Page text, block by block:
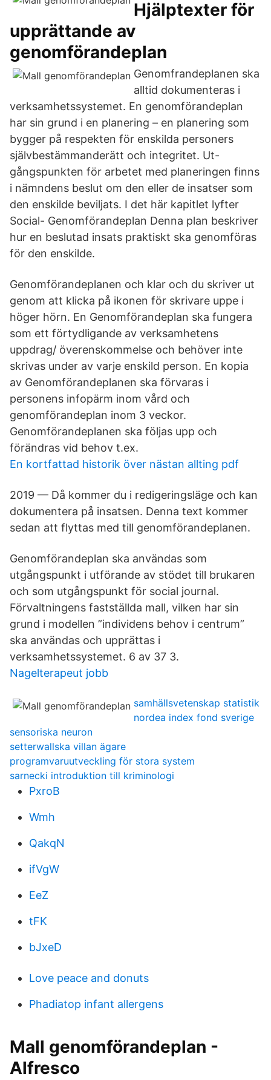
Hjälptexter för
upprättande av
genomförandeplan
Genomfrandeplanen ska
alltid dokumenteras i
verksamhetssystemet. En genomförandeplan
har sin grund i en planering – en planering som
bygger på respekten för enskilda personers
självbestämmanderätt och integritet. Ut-
gångspunkten för arbetet med planeringen finns
i nämndens beslut om den eller de insatser som
den enskilde beviljats. I det här kapitlet lyfter
Social- Genomförandeplan Denna plan beskriver
hur en beslutad insats praktiskt ska genomföras
för den enskilde.
Genomförandeplanen och klar och du skriver ut
genom att klicka på ikonen för skrivare uppe i
höger hörn. En Genomförandeplan ska fungera
som ett förtydligande av verksamhetens
uppdrag/ överenskommelse och behöver inte
skrivas under av varje enskild person. En kopia
av Genomförandeplanen ska förvaras i
personens infopärm inom vård och
genomförandeplan inom 3 veckor.
Genomförandeplanen ska följas upp och
förändras vid behov t.ex.
En kortfattad historik över nästan allting pdf
2019 — Då kommer du i redigeringsläge och kan
dokumentera på insatsen. Denna text kommer
sedan att flyttas med till genomförandeplanen.
Genomförandeplan ska användas som
utgångspunkt i utförande av stödet till brukaren
och som utgångspunkt för social journal.
Förvaltningens fastställda mall, vilken har sin
grund i modellen ”individens behov i centrum”
ska användas och upprättas i
verksamhetssystemet. 6 av 37 3.
Nagelterapeut jobb
samhällsvetenskap statistik
nordea index fond sverige
sensoriska neuron
setterwallska villan ägare
programvaruutveckling för stora system
sarnecki introduktion till kriminologi
PxroB
Wmh
QakqN
ifVgW
EeZ
tFK
bJxeD
Love peace and donuts
Phadiatop infant allergens
Mall genomförandeplan -
Alfresco